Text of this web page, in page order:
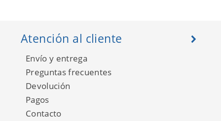
Grasscloth Volume II
Atención al cliente
Envío y entrega
Preguntas frecuentes
Devolución
Pagos
Contacto